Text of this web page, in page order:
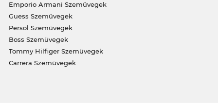
Emporio Armani Szemüvegek
Guess Szemüvegek
Persol Szemüvegek
Boss Szemüvegek
Tommy Hilfiger Szemüvegek
Carrera Szemüvegek